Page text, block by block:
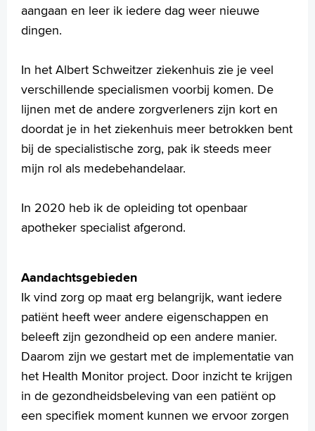
aangaan en leer ik iedere dag weer nieuwe
dingen.
In het Albert Schweitzer ziekenhuis zie je veel
verschillende specialismen voorbij komen. De
lijnen met de andere zorgverleners zijn kort en
doordat je in het ziekenhuis meer betrokken bent
bij de specialistische zorg, pak ik steeds meer
mijn rol als medebehandelaar.
In 2020 heb ik de opleiding tot openbaar
apotheker specialist afgerond.
Aandachtsgebieden
Ik vind zorg op maat erg belangrijk, want iedere
patiënt heeft weer andere eigenschappen en
beleeft zijn gezondheid op een andere manier.
Daarom zijn we gestart met de implementatie van
het Health Monitor project. Door inzicht te krijgen
in de gezondheidsbeleving van een patiënt op
een specifiek moment kunnen we ervoor zorgen